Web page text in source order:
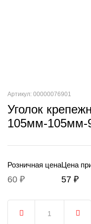
Артикул: 00000076901
Уголок
105мм-
Розничная цена
60 ₽
Цена
57 ₽